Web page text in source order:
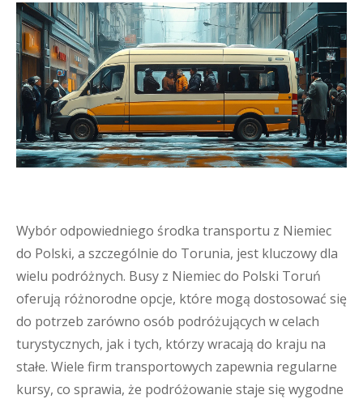
Wybór odpowiedniego środka transportu z Niemiec
do Polski, a szczególnie do Torunia, jest kluczowy dla
wielu podróżnych. Busy z Niemiec do Polski Toruń
oferują różnorodne opcje, które mogą dostosować się
do potrzeb zarówno osób podróżujących w celach
turystycznych, jak i tych, którzy wracają do kraju na
stałe. Wiele firm transportowych zapewnia regularne
kursy, co sprawia, że podróżowanie staje się wygodne